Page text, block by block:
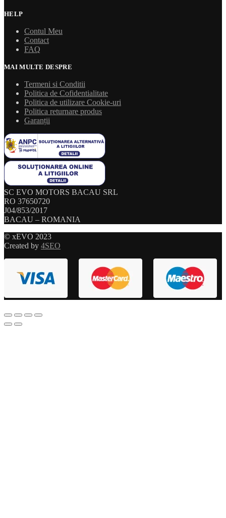
HELP
Contul Meu
Contact
FAQ
MAI MULTE DESPRE
Termeni si Conditii
Politica de Cofidentialitate
Politica de utilizare Cookie-uri
Politica returnare produs
Garanții
SC EVO MOTORS BACAU SRL
RO 37650720
J04/853/2017
BACAU – ROMANIA
© xEVO 2023
Created by 4SEO